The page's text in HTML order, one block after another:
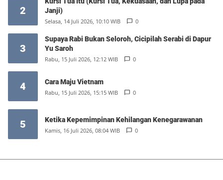
2
Janji)
Selasa, 14 Juli 2026, 10:10 WIB 0
3
Supaya Rabi Bukan Seloroh, Cicipilah Serabi di Dapur
Yu Saroh
Rabu, 15 Juli 2026, 12:12 WIB 0
4 Cara Maju Vietnam
Rabu, 15 Juli 2026, 15:15 WIB 0
5 Ketika Kepemimpinan Kehilangan Kenegarawanan
Kamis, 16 Juli 2026, 08:04 WIB 0